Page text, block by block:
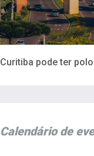
Curitiba pode ter
Calendário de